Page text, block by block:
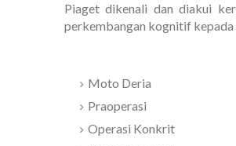
Piaget dikenali dan diakui
perkembangan kognitif kepada
Moto Deria
Praoperasi
Operasi Konkrit